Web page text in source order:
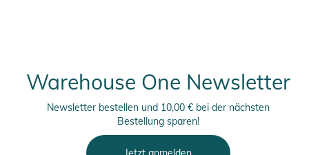
Warehouse One Newsletter
Newsletter bestellen und 10,00 € bei der nächsten
Bestellung sparen!